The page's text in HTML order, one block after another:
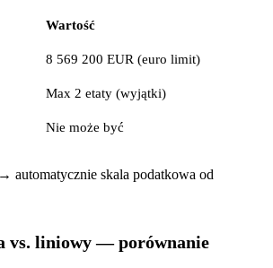
Wartość
8 569 200 EUR (euro limit)
Max 2 etaty (wyjątki)
Nie może być
automatycznie skala podatkowa od
vs. liniowy — porównanie